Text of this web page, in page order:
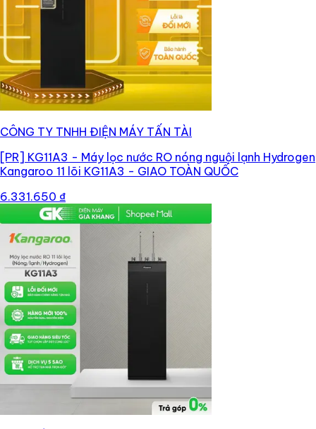
CÔNG TY TNHH ĐIỆN MÁY TẤN TÀI
[PR] KG11A3 - Máy lọc nước RO nóng nguội lạnh Hydrogen
Kangaroo 11 lõi KG11A3 - GIAO TOÀN QUỐC
6.331.650 ₫